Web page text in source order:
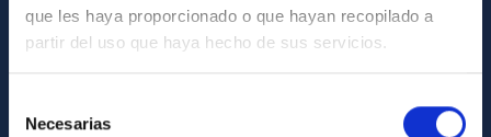
que les haya proporcionado o que hayan recopilado a
partir del uso que haya hecho de sus servicios.
Necesarias
Directorio de personal
Biblioteca